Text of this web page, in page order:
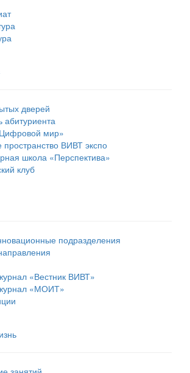
дверей
абитуриента
мир»
ВИВТ экспо
школа «Перспектива»
клуб
подразделения
«Вестник ВИВТ»
«МОИТ»